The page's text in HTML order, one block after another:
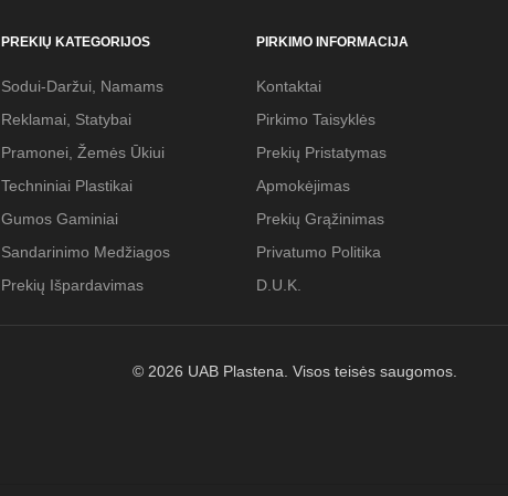
PREKIŲ KATEGORIJOS
Sodui-Daržui, Namams
Reklamai, Statybai
Pramonei, Žemės Ūkiui
Techniniai Plastikai
Gumos Gaminiai
Sandarinimo Medžiagos
Prekių Išpardavimas
PIRKIMO INFORMACIJA
Kontaktai
Pirkimo Taisyklės
Prekių Pristatymas
Apmokėjimas
Prekių Grąžinimas
Privatumo Politika
D.U.K.
© 2026 UAB Plastena. Visos teisės saugomos.